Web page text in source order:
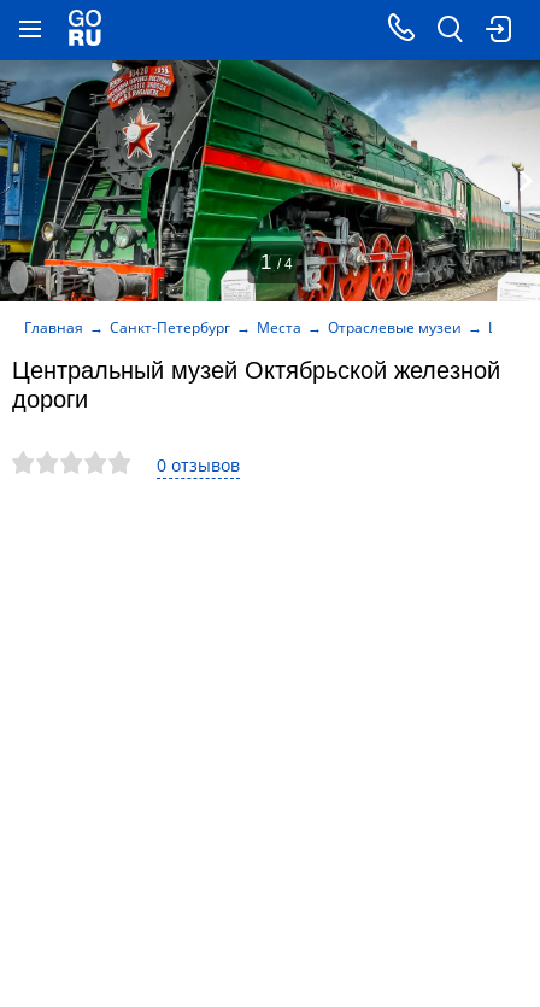
0 отзывов
Центральный музей Октябрьской железной
дороги
Главная Санкт-Петербург Места Отраслевые музеи
1 / 4